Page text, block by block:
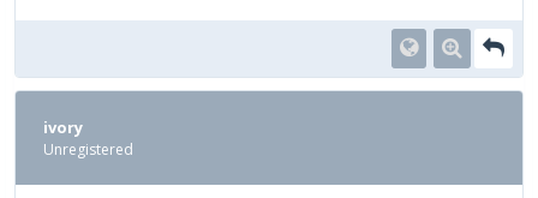
ivory
Unregistered